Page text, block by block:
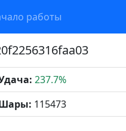
работы
237.7%
115473